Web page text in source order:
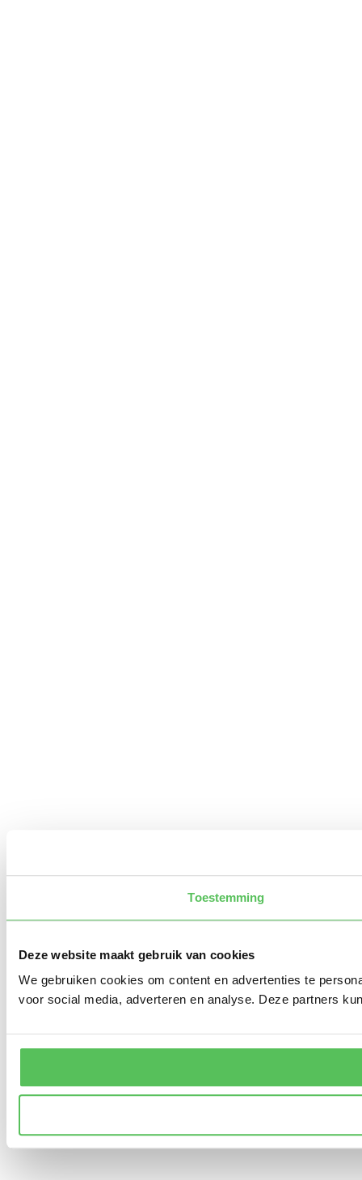
Toestemming
Deze website maakt gebruik van cookies
We gebruiken cookies om content en advertenties te
voor social media, adverteren en analyse. Deze partners